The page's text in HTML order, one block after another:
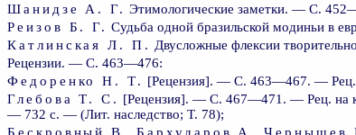
Шанидзе A. Г. Этимологические заметки. — С.
Реизов Б. Г. Судьба одной бразильской модиньи в
Катлинская Л. П. Двусложные флексии
Рецензии. — С. 463—476:
Федоренко Н. Т. [Рецензия]. — С. 463—467. — Рец.
Глебова Т. С. [Рецензия]. — С. 467—471. — Рец. на
— 732 с. — (Лит. наследство; Т. 78);
Бескровный В. ,Бархударов А. ,Чернышев